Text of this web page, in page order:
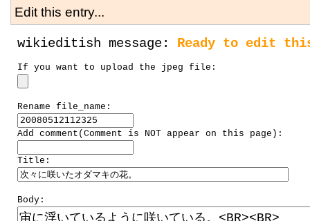
Edit this entry...
wikieditish message: Ready to edit
If you want to upload the jpeg file:
Rename file_name:
Add comment(Comment is NOT appear on this page):
Title:
Body: